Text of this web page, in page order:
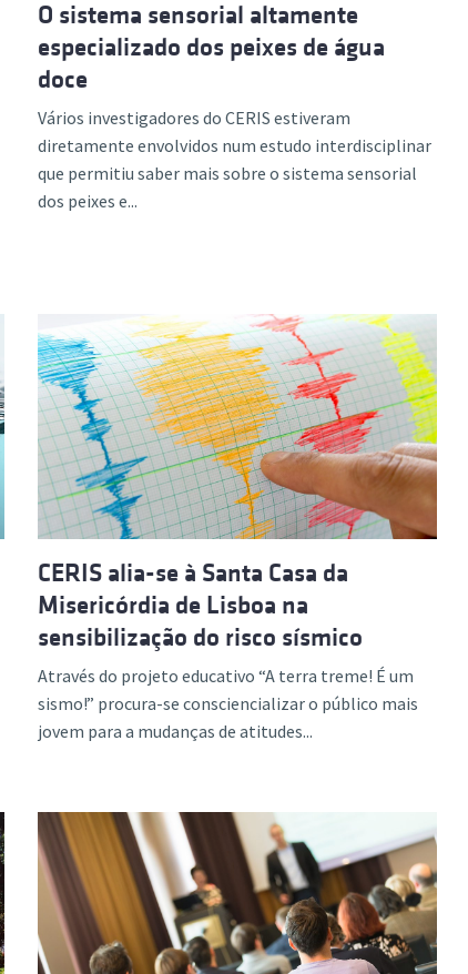
O sistema sensorial altamente
especializado dos peixes de água
doce
Vários investigadores do CERIS estiveram
diretamente envolvidos num estudo interdisciplinar
que permitiu saber mais sobre o sistema sensorial
dos peixes e...
CERIS alia-se à Santa Casa da
Misericórdia de Lisboa na
sensibilização do risco sísmico
Através do projeto educativo “A terra treme! É um
sismo!” procura-se consciencializar o público mais
jovem para a mudanças de atitudes...